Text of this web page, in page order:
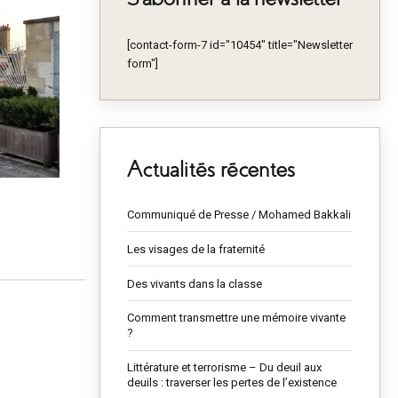
[contact-form-7 id="10454" title="Newsletter
form"]
Actualités récentes
Communiqué de Presse / Mohamed Bakkali
Les visages de la fraternité
Des vivants dans la classe
Comment transmettre une mémoire vivante
?
Littérature et terrorisme – Du deuil aux
deuils : traverser les pertes de l’existence